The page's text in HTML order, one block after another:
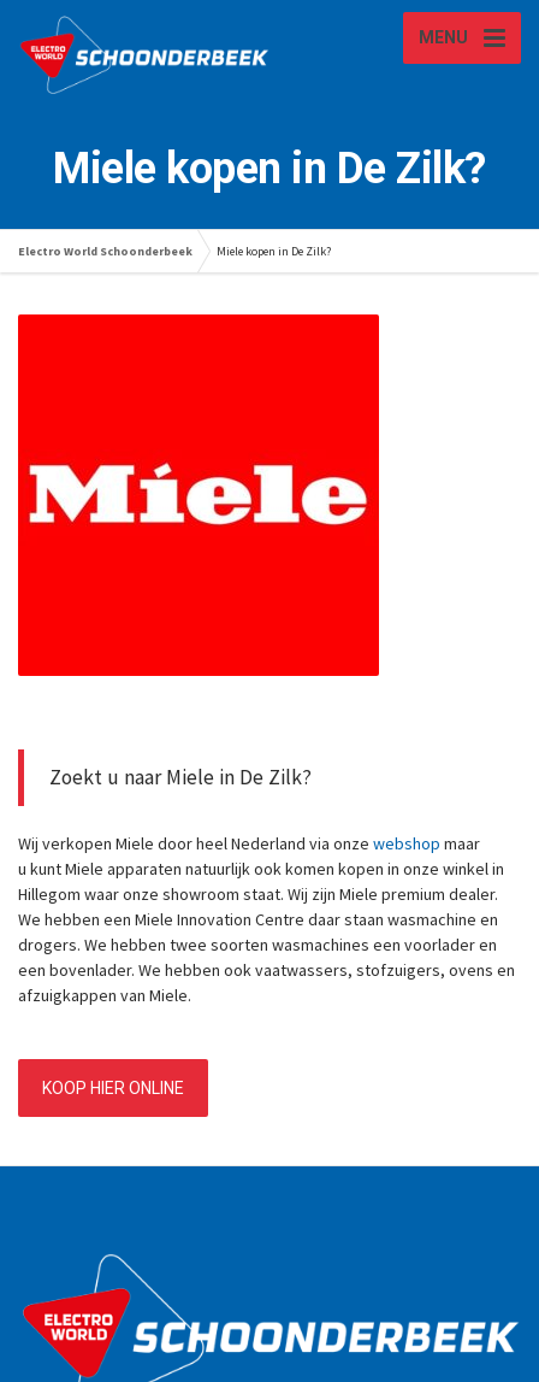
MENU
Miele kopen in De Zilk?
Electro World Schoonderbeek Miele kopen in De Zilk?
Zoekt u naar Miele in De Zilk?
Wij verkopen Miele door heel Nederland via onze webshop maar
u kunt Miele apparaten natuurlijk ook komen kopen in onze winkel in
Hillegom waar onze showroom staat. Wij zijn Miele premium dealer.
We hebben een Miele Innovation Centre daar staan wasmachine en
drogers. We hebben twee soorten wasmachines een voorlader en
een bovenlader. We hebben ook vaatwassers, stofzuigers, ovens en
afzuigkappen van Miele.
KOOP HIER ONLINE